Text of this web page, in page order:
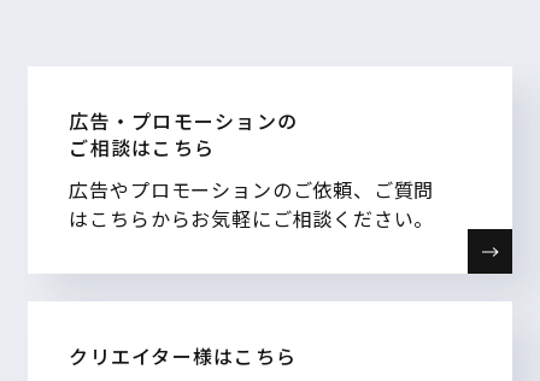
広告・プロモーションの
ご相談はこちら
広告やプロモーションのご依頼、ご質問
はこちらからお気軽にご相談ください。
クリエイター様はこちら